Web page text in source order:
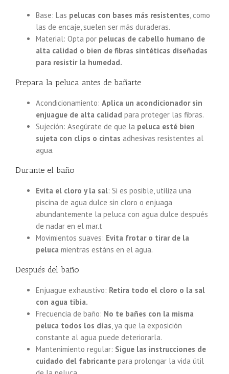
Base: Las pelucas con bases más resistentes , como
las de encaje, suelen ser más duraderas.
Material: Opta por pelucas de cabello humano de
alta calidad o bien de fibras sintéticas diseñadas
para resistir la humedad.
Prepara la peluca antes de bañarte
Acondicionamiento: Aplica un acondicionador sin
enjuague de alta calidad para proteger las fibras.
Sujeción: Asegúrate de que la peluca esté bien
sujeta con clips o cintas adhesivas resistentes al
agua.
Durante el baño
Evita el cloro y la sal: Si es posible, utiliza una
piscina de agua dulce sin cloro o enjuaga
abundantemente la peluca con agua dulce después
de nadar en el mar.t
Movimientos suaves: Evita frotar o tirar de la
peluca mientras estáns en el agua.
Después del baño
Enjuague exhaustivo: Retira todo el cloro o la sal
con agua tibia.
Frecuencia de baño: No te bañes con la misma
peluca todos los días , ya que la exposición
constante al agua puede deteriorarla.
Mantenimiento regular: Sigue las instrucciones de
cuidado del fabricante para prolongar la vida útil